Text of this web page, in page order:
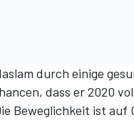
durch einige
dass er 2020
Beweglichkeit ist auf